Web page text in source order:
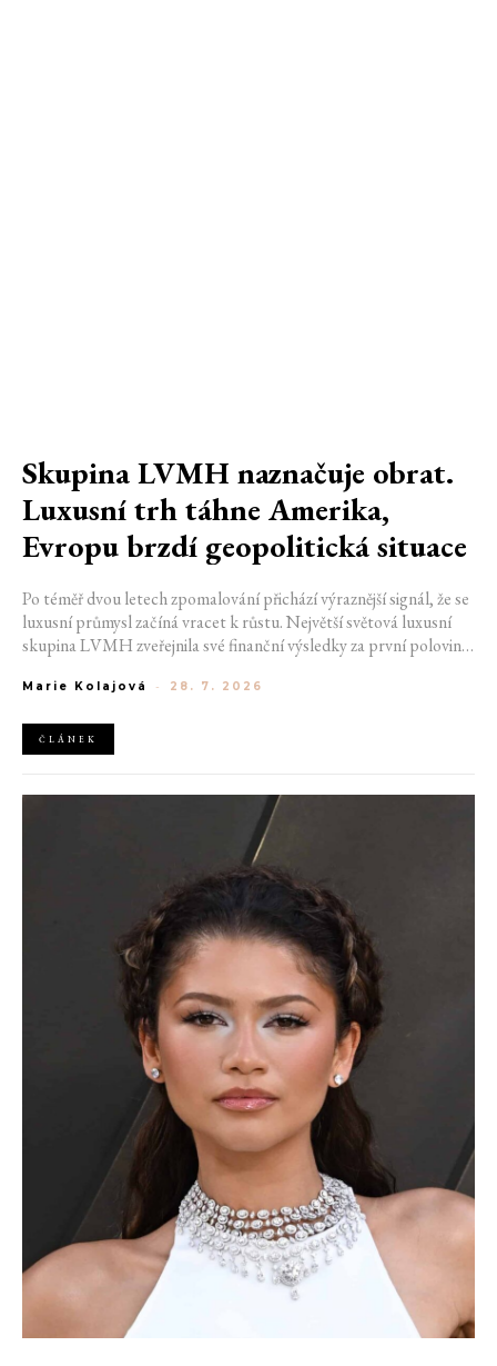
Skupina LVMH naznačuje obrat.
Luxusní trh táhne Amerika,
Evropu brzdí geopolitická situace
Po téměř dvou letech zpomalování přichází výraznější signál, že se
luxusní průmysl začíná vracet k růstu. Největší světová luxusní
skupina LVMH zveřejnila své finanční výsledky za první polovinu
růstu v nejdůležitější módní divizi. Přestože společnost stále čelí
naznačují, že nejhorší období by mohlo být za ní.
Marie Kolajová - 28. 7. 2026
ČLÁNEK